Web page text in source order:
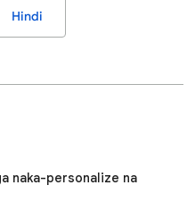
Hindi
naka-personalize na